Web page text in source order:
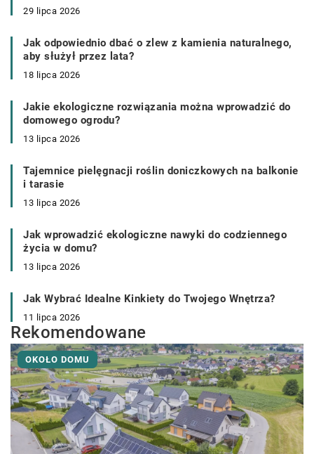
29 lipca 2026
Jak odpowiednio dbać o zlew z kamienia naturalnego,
aby służył przez lata?
18 lipca 2026
Jakie ekologiczne rozwiązania można wprowadzić do
domowego ogrodu?
13 lipca 2026
Tajemnice pielęgnacji roślin doniczkowych na balkonie
i tarasie
13 lipca 2026
Jak wprowadzić ekologiczne nawyki do codziennego
życia w domu?
13 lipca 2026
Jak Wybrać Idealne Kinkiety do Twojego Wnętrza?
11 lipca 2026
Rekomendowane
OKOŁO DOMU